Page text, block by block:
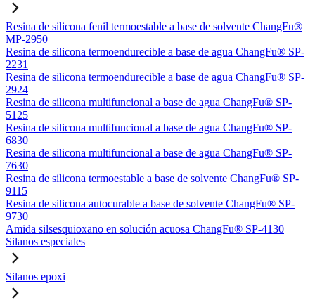
Resina de silicona fenil termoestable a base de solvente ChangFu®
MP-2950
Resina de silicona termoendurecible a base de agua ChangFu® SP-
2231
Resina de silicona termoendurecible a base de agua ChangFu® SP-
2924
Resina de silicona multifuncional a base de agua ChangFu® SP-
5125
Resina de silicona multifuncional a base de agua ChangFu® SP-
6830
Resina de silicona multifuncional a base de agua ChangFu® SP-
7630
Resina de silicona termoestable a base de solvente ChangFu® SP-
9115
Resina de silicona autocurable a base de solvente ChangFu® SP-
9730
Amida silsesquioxano en solución acuosa ChangFu® SP-4130
Silanos especiales
Silanos epoxi